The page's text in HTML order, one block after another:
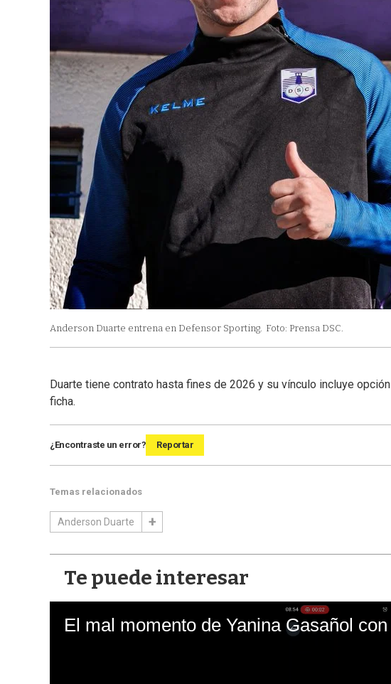
Anderson Duarte entrena en Defensor Sporting. Foto: Prensa DSC.
Duarte tiene contrato hasta fines de 2026 y su vínculo incluye
ficha.
¿Encontraste un error? Reportar
Temas relacionados
Anderson Duarte
Te puede interesar